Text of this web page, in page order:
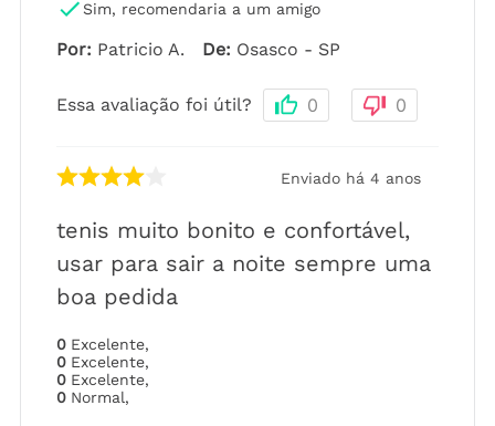
Sim, recomendaria a um amigo
Por: Patricio A. De: Osasco - SP
Essa avaliação foi útil? 0 0
Enviado há 4 anos
tenis muito bonito e confortável,
usar para sair a noite sempre uma
boa pedida
0 Excelente,
0 Excelente,
0 Excelente,
0 Normal,